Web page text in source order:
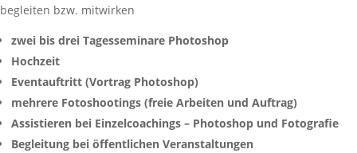
begleiten bzw. mitwirken
zwei bis drei Tagesseminare Photoshop
Hochzeit
Eventauftritt (Vortrag Photoshop)
mehrere Fotoshootings (freie Arbeiten und Auftrag)
Assistieren bei Einzelcoachings – Photoshop und Fotografie
Begleitung bei öffentlichen Veranstaltungen